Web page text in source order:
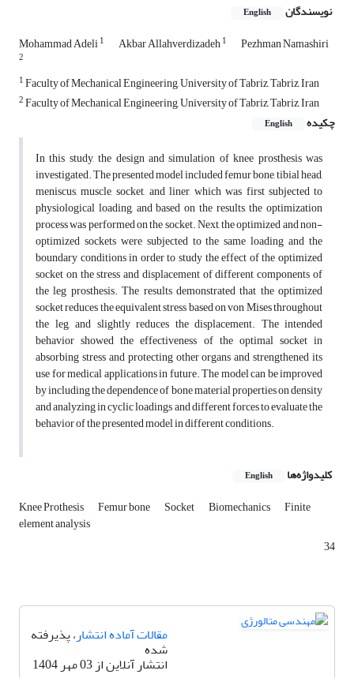
نویسندگان English
Mohammad Adeli1 Akbar Allahverdizadeh1 Pezhman Namashiri
2
1Faculty of Mechanical Engineering, University of Tabriz, Tabriz, Iran
2Faculty of Mechanical Engineering, University of Tabriz, Tabriz, Iran
چکیده
English
In this study, the design and simulation of knee prosthesis was
investigated. The presented model included femur bone, tibial head,
meniscus, muscle, socket, and liner, which was first subjected to
physiological loading, and based on the results, the optimization
process was performed on the socket. Next, the optimized and non-
optimized sockets were subjected to the same loading and the
boundary conditions in order to study the effect of the optimized
socket on the stress and displacement of different components of
the leg prosthesis. The results demonstrated that the optimized
socket reduces the equivalent stress based on von Mises throughout
the leg, and slightly reduces the displacement. The intended
behavior showed the effectiveness of the optimal socket in
absorbing stress and protecting other organs and strengthened its
use for medical applications in future. The model can be improved
by including the dependence of bone material properties on density
and analyzing in cyclic loadings and different forces to evaluate the
behavior of the presented model in different conditions.
کلیدواژه‌ها English
Knee Prothesis Femur bone Socket Biomechanics Finite
element analysis
34
مقالات آماده انتشار، پذیرفته
شده
انتشار آنلاین از 03 مهر 1404